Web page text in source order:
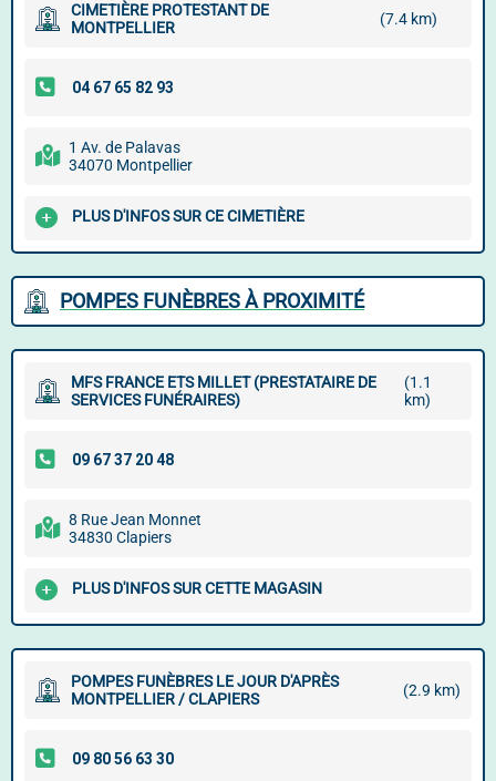
CIMETIÈRE PROTESTANT DE
MONTPELLIER
(7.4 km)
1 Av. de Palavas
34070 Montpellier
PLUS D'INFOS SUR CE CIMETIÈRE
POMPES FUNÈBRES À PROXIMITÉ
MFS FRANCE ETS MILLET (PRESTATAIRE DE
SERVICES FUNÉRAIRES)
(1.1
km)
8 Rue Jean Monnet
34830 Clapiers
PLUS D'INFOS SUR CETTE MAGASIN
POMPES FUNÈBRES LE JOUR D'APRÈS
MONTPELLIER / CLAPIERS
(2.9 km)